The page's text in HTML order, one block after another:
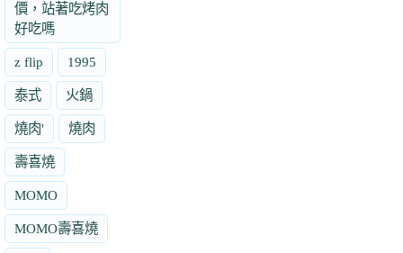
價，站著吃烤肉
好吃嗎
z flip 1995
泰式 火鍋
燒肉' 燒肉
壽喜燒
MOMO
MOMO壽喜燒